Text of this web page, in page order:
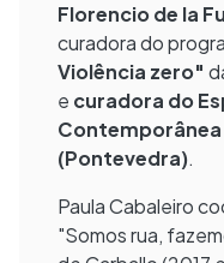
Florencio de la
curadora do
Violência zero"
e curadora do
(Pontevedra).
Paula Cabaleiro
"Somos rua,